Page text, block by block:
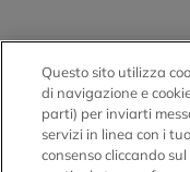
Questo sito utilizza
di navigazione e
parti) per inviarti
servizi in linea con i
consenso cliccando